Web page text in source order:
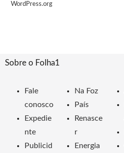
WordPress.org
Sobre o Folha1
Fale
conosco
Expedie
nte
Publicid
Na Foz
País
Renasce
r
Energia